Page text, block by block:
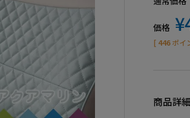
価格 ¥
[ 446ポイ
商品詳